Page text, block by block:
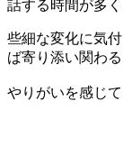
話する時間が多く
些細な変化に気
ば寄り添い関わ
やりがいを感じて